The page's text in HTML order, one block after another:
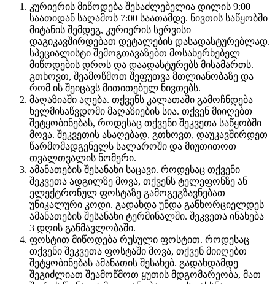
კურიერის მიწოდება შესაძლებელია დილის 9:00
საათიდან საღამოს 7:00 საათამდე. ნივთის საწყობში
მიტანის შემდეგ, კურიერის სერვისი
დაგიკავშირდებათ დეტალების დასადასტურებლად.
სპეციალისტი შემოგთავაზებთ მოსახერხებელ
მიწოდების დროს და დაადასტურებს მისამართს.
გთხოვთ, შეამოწმოთ შეფუთვა მთლიანობაზე და
რომ ის შეიცავს მითითებულ ნივთებს.
მაღაზიაში აღება. თქვენს კალათაში გამოჩნდება
ხელმისაწვდომი მაღაზიების სია. თქვენ მიიღებთ
შეტყობინებას, როდესაც თქვენი შეკვეთა საწყობში
მოვა. შეკვეთის ასაღებად, გთხოვთ, დაუკავშირდეთ
წარმომადგენელს სალაროში და მიუთითოთ
თვალთვალის ნომერი.
ამანათების შესანახი საცავი. როდესაც თქვენი
შეკვეთა ადგილზე მოვა, თქვენს ტელეფონზე ან
ელექტრონულ ფოსტაზე გამოგეგზავნებათ
უნიკალური კოდი. გადახდა უნდა განხორციელდეს
ამანათების შესანახი ტერმინალში. შეკვეთა ინახება
3 დღის განმავლობაში.
ფოსტით მიწოდება რუსული ფოსტით. როდესაც
თქვენი შეკვეთა ფოსტაში მოვა, თქვენ მიიღებთ
შეტყობინებას ამანათის შესახებ. გადახდამდე
შეგიძლიათ შეამოწმოთ ყუთის მდგომარეობა, მათ